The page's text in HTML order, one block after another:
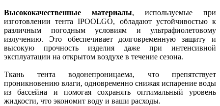
Высококачественные материалы, используемые при
изготовлении тента IPOOLGO, обладают устойчивостью к
различным погодным условиям и ультрафиолетовому
излучению. Это обеспечивает долговременную защиту и
высокую прочность изделия даже при интенсивной
эксплуатации на открытом воздухе в течение сезона.
Ткань тента водонепроницаема, что препятствует
проникновению влаги, одновременно снижая испарение воды
из бассейна и помогая сохранять оптимальный уровень
жидкости, что экономит воду и ваши расходы.